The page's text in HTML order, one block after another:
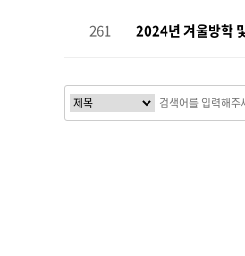
261 2024년 겨울방학